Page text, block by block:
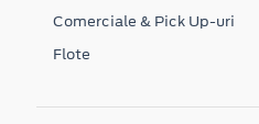
Comerciale & Pick Up-uri
Flote